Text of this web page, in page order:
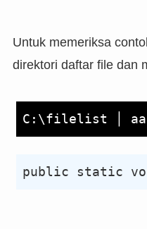
Untuk memeriksa
direktori daftar file dan